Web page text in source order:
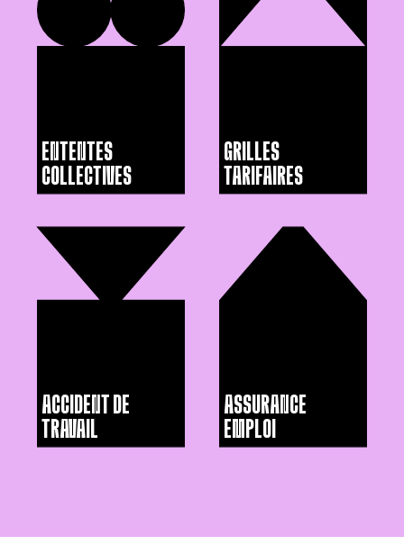
ENTENTES
COLLECTIVES
GRILLES
TARIFAIRES
ACCIDENT DE
TRAVAIL
ASSURANCE
EMPLOI